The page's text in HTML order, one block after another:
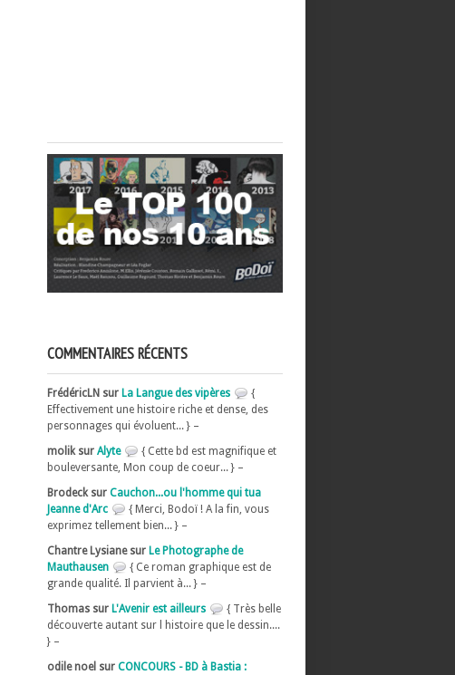
COMMENTAIRES RÉCENTS
FrédéricLN sur La Langue des vipères
{
Effectivement une histoire riche et dense, des
personnages qui évoluent... } –
molik sur Alyte
{ Cette bd est magnifique et
bouleversante, Mon coup de coeur... } –
Brodeck sur Cauchon...ou l'homme qui tua
Jeanne d'Arc
{ Merci, Bodoï ! A la fin, vous
exprimez tellement bien... } –
Chantre Lysiane sur Le Photographe de
Mauthausen
{ Ce roman graphique est de
grande qualité. Il parvient à... } –
Thomas sur L'Avenir est ailleurs
{ Très belle
découverte autant sur l histoire que le dessin....
} –
odile noel sur CONCOURS - BD à Bastia :